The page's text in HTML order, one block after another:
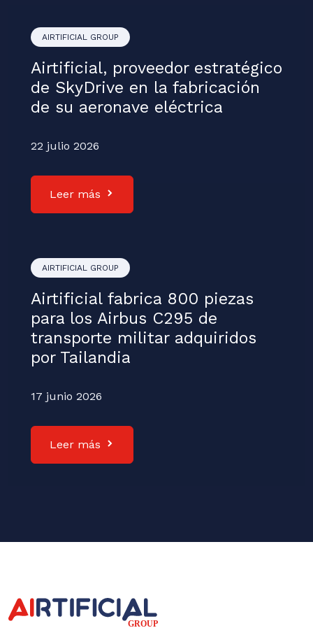
AIRTIFICIAL GROUP
Airtificial, proveedor estratégico
de SkyDrive en la fabricación
de su aeronave eléctrica
22 julio 2026
Leer más
AIRTIFICIAL GROUP
Airtificial fabrica 800 piezas
para los Airbus C295 de
transporte militar adquiridos
por Tailandia
17 junio 2026
Leer más